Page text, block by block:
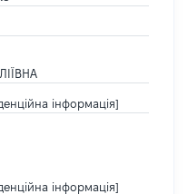
інформація]
інформація]